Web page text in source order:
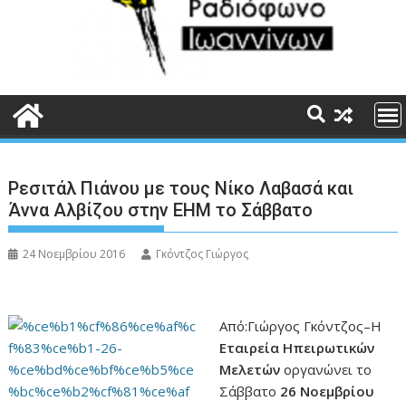
Ρεσιτάλ Πιάνου με τους Νίκο Λαβασά και
Άννα Αλβίζου στην ΕΗΜ το Σάββατο
24 Νοεμβρίου 2016 Γκόντζος Γιώργος
Από:Γιώργος Γκόντζος–Η
Εταιρεία Ηπειρωτικών
Μελετώνοργανώνει το
Σάββατο 26 Νοεμβρίου